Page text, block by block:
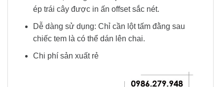
ép trái cây được in ấn offset sắc nét.
Dễ dàng sử dụng: Chỉ cần lột tấm đằng sau
chiếc tem là có thể dán lên chai.
Chi phí sản xuất rẻ